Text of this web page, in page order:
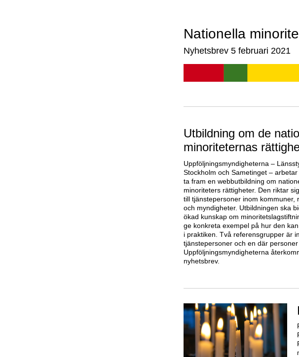
Nationella
Nyhetsbrev 5 februari 2021
Utbildning om de
minoriteternas
Uppföljningsmyndigheterna –
Stockholm och Sametinget –
ta fram en webbutbildning om
minoriteters rättigheter. Den riktar
till tjänstepersoner inom kommuner,
och myndigheter. Utbildningen ska
ökad kunskap om
ge konkreta exempel på hur den
i praktiken. Två referensgrupper är
tjänstepersoner och en där
Uppföljningsmyndigheterna
nyhetsbrev.